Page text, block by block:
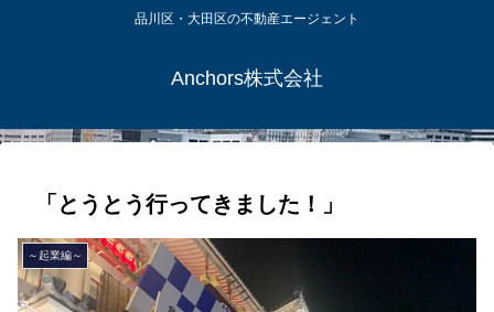
品川区・大田区の不動産エージェント
Anchors株式会社
「とうとう行ってきました！」
～起業編～